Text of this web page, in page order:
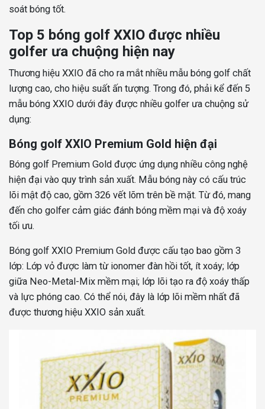
soát bóng tốt.
Top 5 bóng golf XXIO được nhiều
golfer ưa chuộng hiện nay
Thương hiệu XXIO đã cho ra mắt nhiều mẫu bóng golf chất
lượng cao, cho hiệu suất ấn tượng. Trong đó, phải kể đến 5
mẫu bóng XXIO dưới đây được nhiều golfer ưa chuộng sử
dụng:
Bóng golf XXIO Premium Gold hiện đại
Bóng golf Premium Gold được ứng dụng nhiều công nghệ
hiện đại vào quy trình sản xuất. Mẫu bóng này có cấu trúc
lõi mật độ cao, gồm 326 vết lõm trên bề mặt. Từ đó, mang
đến cho golfer cảm giác đánh bóng mềm mại và độ xoáy
tối ưu.
Bóng golf XXIO Premium Gold được cấu tạo bao gồm 3
lớp: Lớp vỏ được làm từ ionomer đàn hồi tốt, ít xoáy; lớp
giữa Neo-Metal-Mix mềm mại; lớp lõi tạo ra độ xoáy thấp
và lực phóng cao. Có thể nói, đây là lớp lõi mềm nhất đã
được thương hiệu XXIO sản xuất.